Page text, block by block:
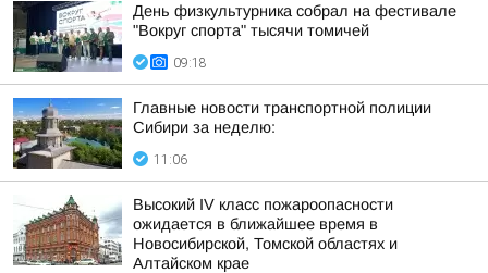
День физкультурника собрал на фестивале
"Вокруг спорта" тысячи томичей
09:18
Главные новости транспортной полиции
Сибири за неделю:
11:06
Высокий IV класс пожароопасности
ожидается в ближайшее время в
Новосибирской, Томской областях и
Алтайском крае